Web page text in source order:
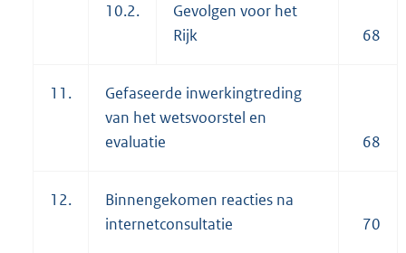
10.2.
Gevolgen voor het
Rijk
68
11.
Gefaseerde inwerkingtreding
van het wetsvoorstel en
evaluatie
68
12.
Binnengekomen reacties na
internetconsultatie
70